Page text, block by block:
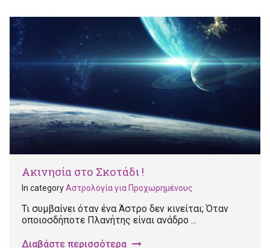
Ακινησία στο Σκοτάδι !
In categoryΑστρολογία για Προχωρημένους
Τι συμβαίνει όταν ένα Άστρο δεν κινείται; Όταν
οποιοσδήποτε Πλανήτης είναι ανάδρο ...
Διαβάστε περισσότερα